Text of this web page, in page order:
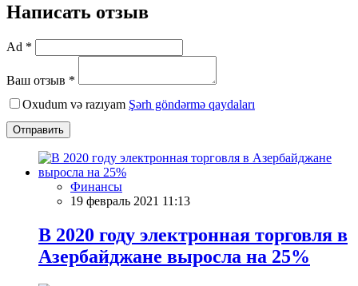
Написать отзыв
Ad *
Ваш отзыв *
Oxudum və razıyam Şərh göndərmə qaydaları
Отправить
Финансы
19 февраль 2021 11:13
В 2020 году электронная торговля в
Азербайджане выросла на 25%